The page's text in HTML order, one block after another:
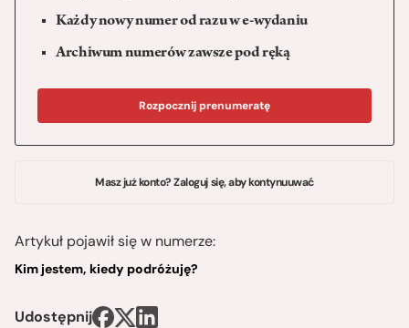
Każdy nowy numer od razu w e-wydaniu
Archiwum numerów zawsze pod ręką
Rozpocznij prenumeratę
Masz już konto? Zaloguj się, aby kontynuuwać
Artykuł pojawił się w numerze:
Kim jestem, kiedy podróżuję?
Udostępnij